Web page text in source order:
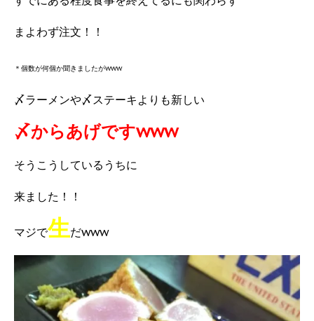
まよわず注文！！
＊個数が何個か聞きましたがwww
〆ラーメンや〆ステーキよりも新しい
〆からあげですwww
そうこうしているうちに
来ました！！
マジで生だwww